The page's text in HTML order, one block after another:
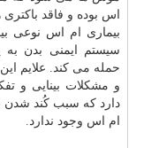
اس بوده و فاقد باکتری
بیماری ام اس نوعی
سیستم ایمنی بدن
حمله می کند. علایم
و مشکلات بینایی و
دارد که سبب کُند شدن
ام اس وجود ندارد.